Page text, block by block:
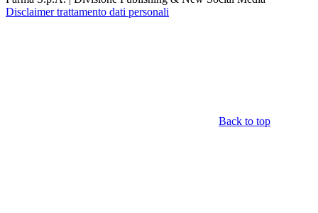
Disclaimer trattamento dati personali
Back to top